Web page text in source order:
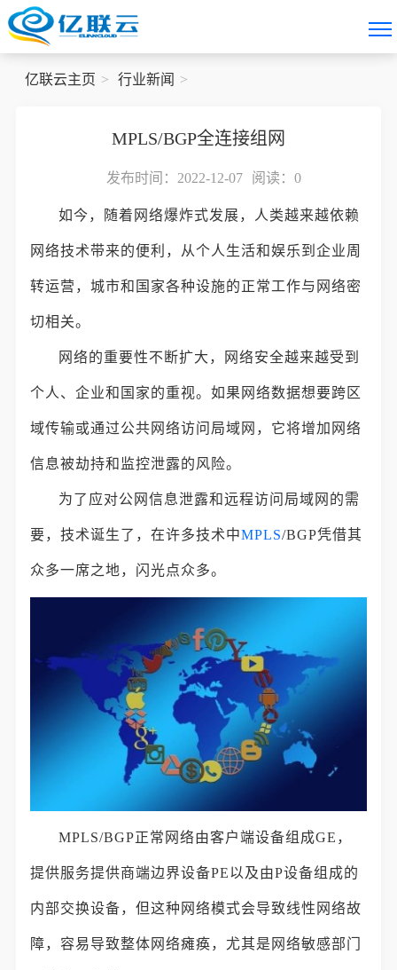
亿联云主页 行业新闻
MPLS/BGP全连接组网
发布时间：2022-12-07 阅读： 0
如今，随着网络爆炸式发展，人类越来越依赖
网络技术带来的便利，从个人生活和娱乐到企业周
转运营，城市和国家各种设施的正常工作与网络密
切相关。
网络的重要性不断扩大，网络安全越来越受到
个人、企业和国家的重视。如果网络数据想要跨区
域传输或通过公共网络访问局域网，它将增加网络
信息被劫持和监控泄露的风险。
为了应对公网信息泄露和远程访问局域网的需
要，技术诞生了，在许多技术中MPLS/BGP凭借其
众多一席之地，闪光点众多。
MPLS/BGP正常网络由客户端设备组成GE，
提供服务提供商端边界设备PE以及由P设备组成的
内部交换设备，但这种网络模式会导致线性网络故
障，容易导致整体网络瘫痪，尤其是网络敏感部门